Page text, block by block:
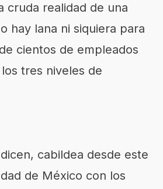
cruda realidad de una
hay lana ni siquiera para
cientos de empleados
tres niveles de
cabildea desde este
de México con los